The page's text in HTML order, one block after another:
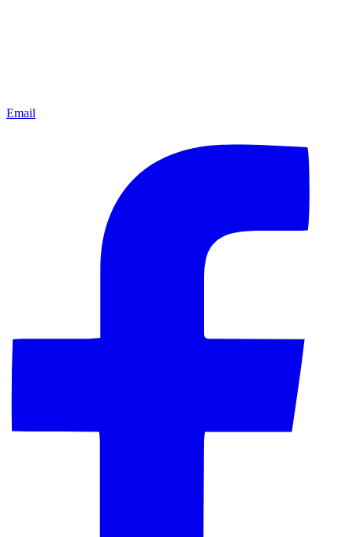
Email